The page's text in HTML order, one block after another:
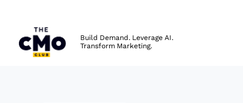
Build Demand. Leverage AI.
Transform Marketing.